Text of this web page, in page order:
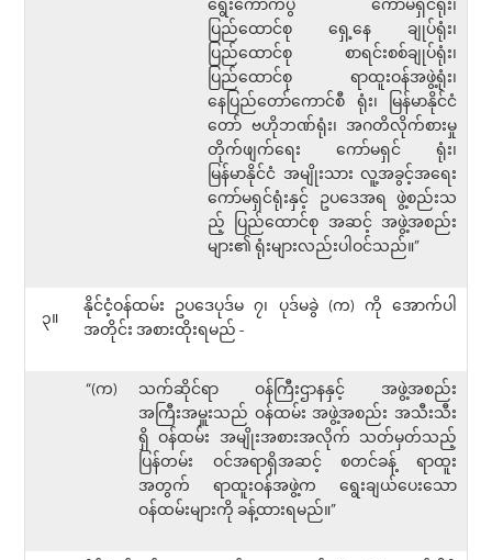
ရွေးကောက်ပွဲ ကော်မရှင်ရုံး၊
ပြည်ထောင်စု ရှေ့နေ ချုပ်ရုံး၊
ပြည်ထောင်စု စာရင်းစစ်ချုပ်ရုံး၊
ပြည်ထောင်စု ရာထူးဝန်အဖွဲ့ရုံး၊
နေပြည်တော်ကောင်စီ ရုံး၊ မြန်မာနိုင်ငံ
တော် ဗဟိုဘဏ်ရုံး၊ အဂတိလိုက်စားမှု
တိုက်ဖျက်ရေး ကော်မရှင် ရုံး၊
မြန်မာနိုင်ငံ အမျိုးသား လူ့အခွင့်အရေး
ကော်မရှင်ရုံးနှင့် ဥပဒေအရ ဖွဲ့စည်းသ
ည့် ပြည်ထောင်စု အဆင့် အဖွဲ့အစည်း
များ၏ ရုံးများလည်းပါဝင်သည်။”
၃။
နိုင်ငံ့ဝန်ထမ်း ဥပဒေပုဒ်မ ၇၊ ပုဒ်မခွဲ (က) ကို အောက်ပါ
အတိုင်း အစားထိုးရမည် -
“(က)
သက်ဆိုင်ရာ ဝန်ကြီးဌာနနှင့် အဖွဲ့အစည်း
အကြီးအမှူးသည် ဝန်ထမ်း အဖွဲ့အစည်း အသီးသီး
ရှိ ဝန်ထမ်း အမျိုးအစားအလိုက် သတ်မှတ်သည့်
ပြန်တမ်း ဝင်အရာရှိအဆင့် စတင်ခန့် ရာထူး
အတွက် ရာထူးဝန်အဖွဲ့က ရွေးချယ်ပေးသော
ဝန်ထမ်းများကို ခန့်ထားရမည်။”